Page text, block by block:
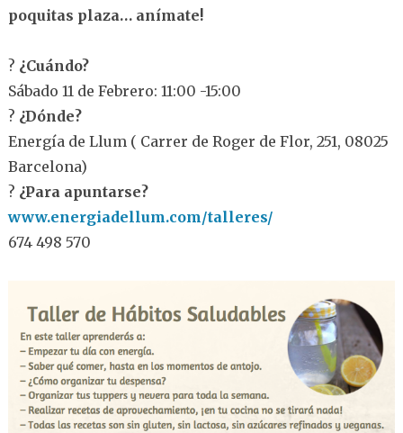
poquitas plaza… anímate!
? ¿Cuándo?
Sábado 11 de Febrero: 11:00 -15:00
? ¿Dónde?
Energía de Llum ( Carrer de Roger de Flor, 251, 08025
Barcelona)
? ¿Para apuntarse?
www.energiadellum.com/talleres/
674 498 570